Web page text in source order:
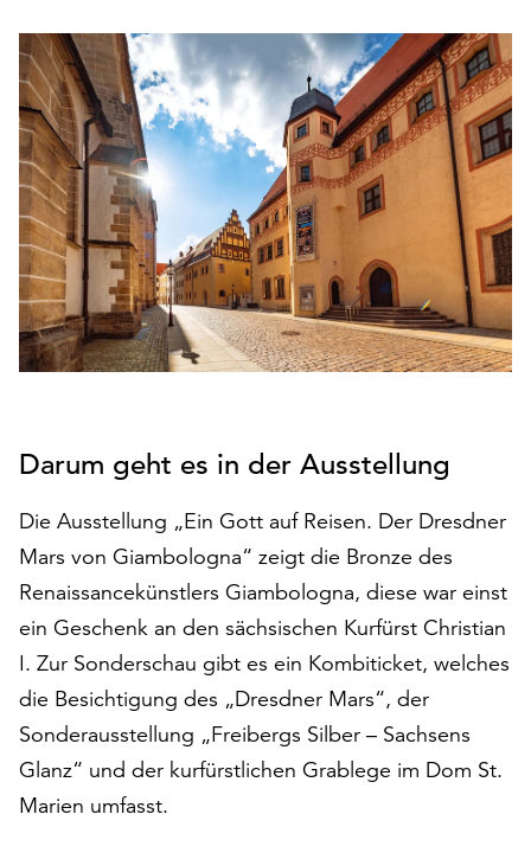
Betrieb
der
Seite
notwendig
sind
(funktionale
Cookies),
sowie
solche,
die
lediglich
zu
anonymen
werden.
Sie
auf
„Alle
um
alle
Cookies
akzeptieren.
Sie
können
Darum geht es in der Ausstellung
Die Ausstellung „Ein Gott auf Reisen. Der Dresdner
Mars von Giambologna“ zeigt die Bronze des
Renaissancekünstlers Giambologna, diese war einst
ein Geschenk an den sächsischen Kurfürst Christian
I. Zur Sonderschau gibt es ein Kombiticket, welches
die Besichtigung des „Dresdner Mars“, der
Sonderausstellung „Freibergs Silber – Sachsens
Glanz“ und der kurfürstlichen Grablege im Dom St.
Marien umfasst.